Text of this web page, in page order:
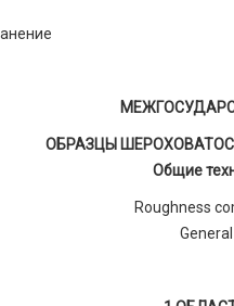
ОБРАЗЦЫ
Общие
Roughness